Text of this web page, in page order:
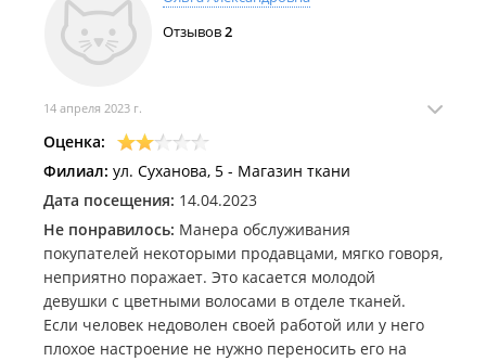
Отзывов2
14 апреля 2023 г.
Оценка:
Филиал: ул. Суханова, 5 - Магазин ткани
Дата посещения: 14.04.2023
Не понравилось: Манера обслуживания
покупателей некоторыми продавцами, мягко говоря,
неприятно поражает. Это касается молодой
девушки с цветными волосами в отделе тканей.
Если человек недоволен своей работой или у него
плохое настроение не нужно переносить его на